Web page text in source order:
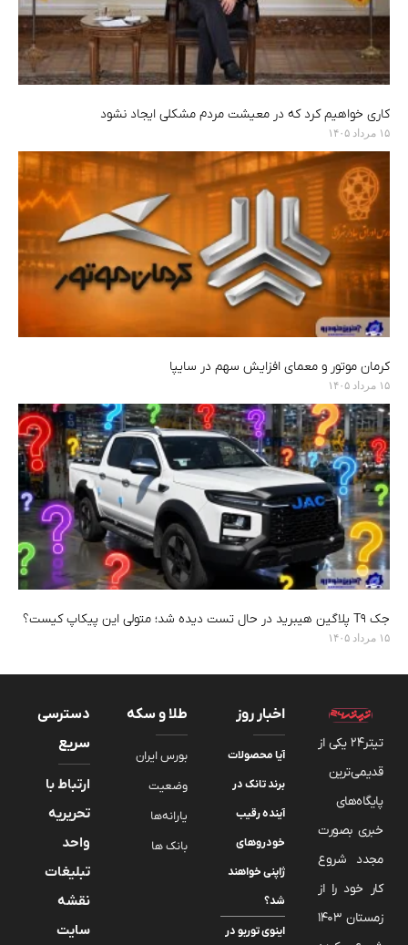
کاری خواهیم کرد که در معیشت مردم مشکلی ایجاد نشود
۱۵ مرداد ۱۴۰۵
کرمان موتور و معمای افزایش سهم در سایپا
۱۵ مرداد ۱۴۰۵
جک T9 پلاگین هیبرید در حال تست دیده شد؛ متولی این پیکاپ کیست؟
۱۵ مرداد ۱۴۰۵
تیتر24 یکی از
قدیمی‌ترین
پایگاه‌های
خبری بصورت
مجدد شروع
کار خود را از
زمستان 1403
اخبار روز
آیا محصولات
برند تانک در
آینده رقیب
خودروهای
ژاپنی خواهند
شد؟
اینوی توربو در
طلا و سکه
بورس ایران
وضعیت
یارانه‌ها
بانک ها
دسترسی
سریع
ارتباط با
تحریریه
واحد
تبلیغات
نقشه
سایت